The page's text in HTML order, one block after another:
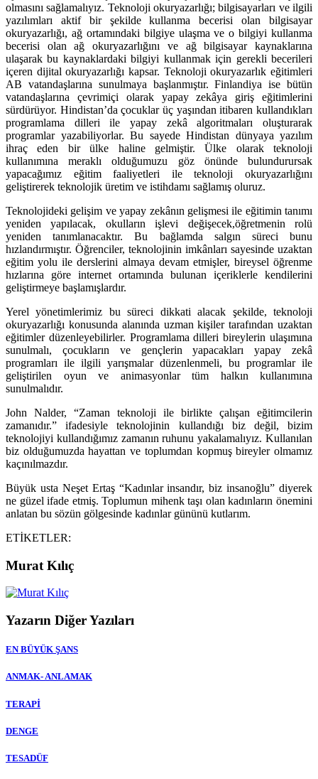
olmasını sağlamalıyız. Teknoloji okuryazarlığı; bilgisayarları ve ilgili
yazılımları aktif bir şekilde kullanma becerisi olan bilgisayar
okuryazarlığı, ağ ortamındaki bilgiye ulaşma ve o bilgiyi kullanma
becerisi olan ağ okuryazarlığını ve ağ bilgisayar kaynaklarına
ulaşarak bu kaynaklardaki bilgiyi kullanmak için gerekli becerileri
içeren dijital okuryazarlığı kapsar. Teknoloji okuryazarlık eğitimleri
AB vatandaşlarına sunulmaya başlanmıştır. Finlandiya ise bütün
vatandaşlarına çevrimiçi olarak yapay zekâya giriş eğitimlerini
sürdürüyor. Hindistan’da çocuklar üç yaşından itibaren kullandıkları
programlama dilleri ile yapay zekâ algoritmaları oluşturarak
programlar yazabiliyorlar. Bu sayede Hindistan dünyaya yazılım
ihraç eden bir ülke haline gelmiştir. Ülke olarak teknoloji
kullanımına meraklı olduğumuzu göz önünde bulundurursak
yapacağımız eğitim faaliyetleri ile teknoloji okuryazarlığını
geliştirerek teknolojik üretim ve istihdamı sağlamış oluruz.
Teknolojideki gelişim ve yapay zekânın gelişmesi ile eğitimin tanımı
yeniden yapılacak, okulların işlevi değişecek,öğretmenin rolü
yeniden tanımlanacaktır. Bu bağlamda salgın süreci bunu
hızlandırmıştır. Öğrenciler, teknolojinin imkânları sayesinde uzaktan
eğitim yolu ile derslerini almaya devam etmişler, bireysel öğrenme
hızlarına göre internet ortamında bulunan içeriklerle kendilerini
geliştirmeye başlamışlardır.
Yerel yönetimlerimiz bu süreci dikkati alacak şekilde, teknoloji
okuryazarlığı konusunda alanında uzman kişiler tarafından uzaktan
eğitimler düzenleyebilirler. Programlama dilleri bireylerin ulaşımına
sunulmalı, çocukların ve gençlerin yapacakları yapay zekâ
programları ile ilgili yarışmalar düzenlenmeli, bu programlar ile
geliştirilen oyun ve animasyonlar tüm halkın kullanımına
sunulmalıdır.
John Nalder, “Zaman teknoloji ile birlikte çalışan eğitimcilerin
zamanıdır.” ifadesiyle teknolojinin kullandığı biz değil, bizim
teknolojiyi kullandığımız zamanın ruhunu yakalamalıyız. Kullanılan
biz olduğumuzda hayattan ve toplumdan kopmuş bireyler olmamız
kaçınılmazdır.
Büyük usta Neşet Ertaş “Kadınlar insandır, biz insanoğlu” diyerek
ne güzel ifade etmiş. Toplumun mihenk taşı olan kadınların önemini
anlatan bu sözün gölgesinde kadınlar gününü kutlarım.
ETİKETLER:
Murat Kılıç
Yazarın Diğer Yazıları
EN BÜYÜK ŞANS
ANMAK- ANLAMAK
TERAPİ
DENGE
TESADÜF